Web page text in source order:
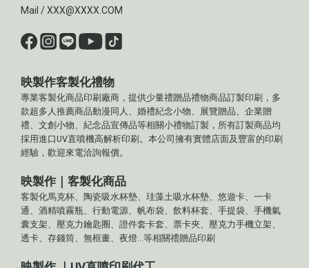
Mail / XXX@XXXX.COM
映製作客製化禮物
專業客製化商品印刷廠商，提供少量禮贈品禮物商品訂製印刷，多
款超多人推薦商品動漫同人、婚禮紀念小物、展覽贈品、企業贈
禮、文創小物、紀念品宣傳品等相關小禮物訂製，所有訂製商品均
採用進口UV直噴機高解析印刷。本公司擁有實體店面及豐富的印刷
經驗，歡迎來電洽詢報價。
映製作｜客製化商品
客製化馬克杯、陶瓷吸水杯墊、珪藻土吸水杯墊、悠遊卡、一卡
通、酒精噴霧瓶、行動電源、帆布袋、飲料杯套、手提袋、手機氣
囊支架、壓克力鑰匙圈、證件套卡套、票卡夾、壓克力手機立架、
透卡、存錢筒、無框畫、夜燈...等相關禮贈品印刷